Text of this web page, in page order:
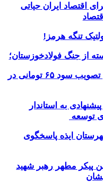
اقتصاد ایران حیاتی
تنگه هرمز!
از جنگ فولادخوزستان؛
اخبار گروه سرمایه گذاری تصویب سود ۶۵ تومانی در
به استاندار
توسعه
ایذه پاسخگوی
پیکر مطهر رهبر شهید